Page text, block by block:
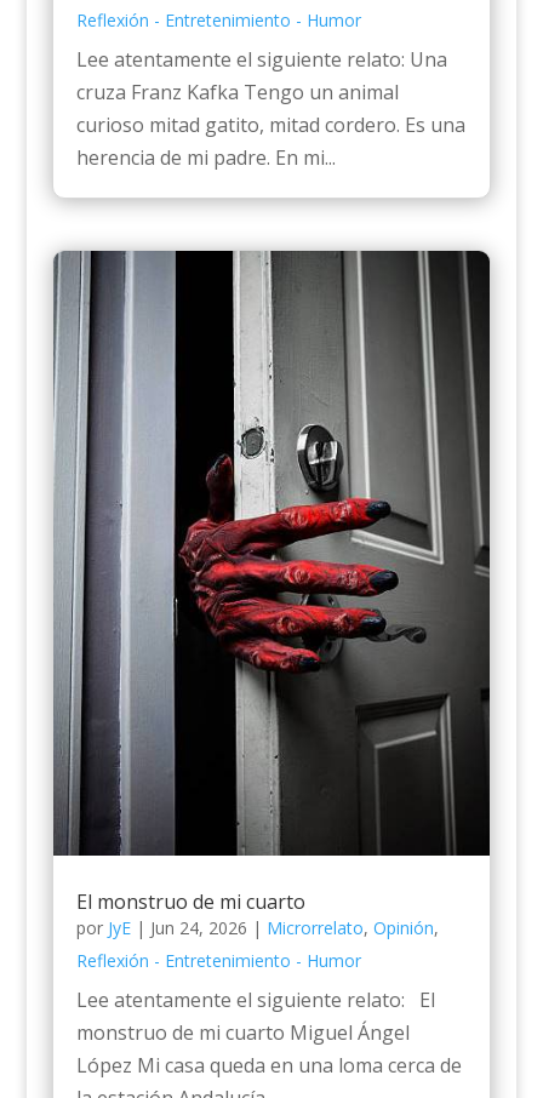
Reflexión - Entretenimiento - Humor
Lee atentamente el siguiente relato: Una
cruza Franz Kafka Tengo un animal
curioso mitad gatito, mitad cordero. Es una
herencia de mi padre. En mi...
El monstruo de mi cuarto
por JyE| Jun 24, 2026 | Microrrelato, Opinión,
Reflexión - Entretenimiento - Humor
Lee atentamente el siguiente relato: El
monstruo de mi cuarto Miguel Ángel
López Mi casa queda en una loma cerca de